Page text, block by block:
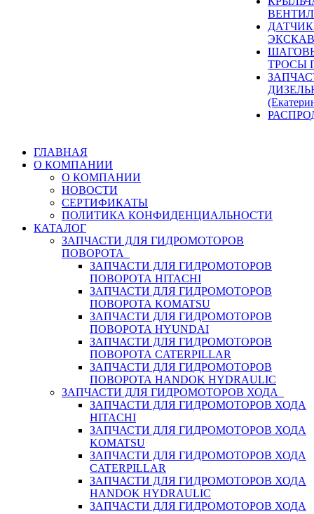
ТРОСЫ
ГЛАВНАЯ
О КОМПАНИИ
О КОМПАНИИ
НОВОСТИ
СЕРТИФИКАТЫ
ПОЛИТИКА КОНФИДЕНЦИАЛЬНОСТИ
КАТАЛОГ
ЗАПЧАСТИ ДЛЯ ГИДРОМОТОРОВ
ПОВОРОТА
ЗАПЧАСТИ ДЛЯ ГИДРОМОТОРОВ
ПОВОРОТА HITACHI
ЗАПЧАСТИ ДЛЯ ГИДРОМОТОРОВ
ПОВОРОТА KOMATSU
ЗАПЧАСТИ ДЛЯ ГИДРОМОТОРОВ
ПОВОРОТА HYUNDAI
ЗАПЧАСТИ ДЛЯ ГИДРОМОТОРОВ
ПОВОРОТА CATERPILLAR
ЗАПЧАСТИ ДЛЯ ГИДРОМОТОРОВ
ПОВОРОТА HANDOK HYDRAULIC
ЗАПЧАСТИ ДЛЯ ГИДРОМОТОРОВ ХОДА
ЗАПЧАСТИ ДЛЯ ГИДРОМОТОРОВ ХОДА
HITACHI
ЗАПЧАСТИ ДЛЯ ГИДРОМОТОРОВ ХОДА
KOMATSU
ЗАПЧАСТИ ДЛЯ ГИДРОМОТОРОВ ХОДА
CATERPILLAR
ЗАПЧАСТИ ДЛЯ ГИДРОМОТОРОВ ХОДА
HANDOK HYDRAULIC
ЗАПЧАСТИ ДЛЯ ГИДРОМОТОРОВ ХОДА